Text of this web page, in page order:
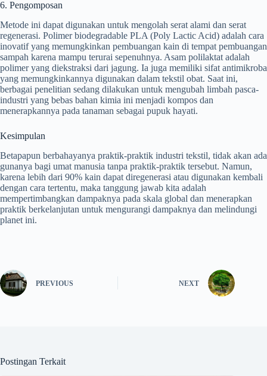
6. Pengomposan
Metode ini dapat digunakan untuk mengolah serat alami dan serat
regenerasi. Polimer biodegradable PLA (Poly Lactic Acid) adalah cara
inovatif yang memungkinkan pembuangan kain di tempat pembuangan
sampah karena mampu terurai sepenuhnya. Asam polilaktat adalah
polimer yang diekstraksi dari jagung. Ia juga memiliki sifat antimikroba
yang memungkinkannya digunakan dalam tekstil obat. Saat ini,
berbagai penelitian sedang dilakukan untuk mengubah limbah pasca-
industri yang bebas bahan kimia ini menjadi kompos dan
menerapkannya pada tanaman sebagai pupuk hayati.
Kesimpulan
Betapapun berbahayanya praktik-praktik industri tekstil, tidak akan ada
gunanya bagi umat manusia tanpa praktik-praktik tersebut. Namun,
karena lebih dari 90% kain dapat diregenerasi atau digunakan kembali
dengan cara tertentu, maka tanggung jawab kita adalah
mempertimbangkan dampaknya pada skala global dan menerapkan
praktik berkelanjutan untuk mengurangi dampaknya dan melindungi
planet ini.
PREVIOUS NEXT
Postingan Terkait